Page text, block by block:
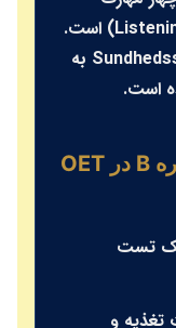
(Listening, Reading, Writing, Speaking) است.
به
۸ اصل طلایی برای کسب نمره B در OET
تست
و